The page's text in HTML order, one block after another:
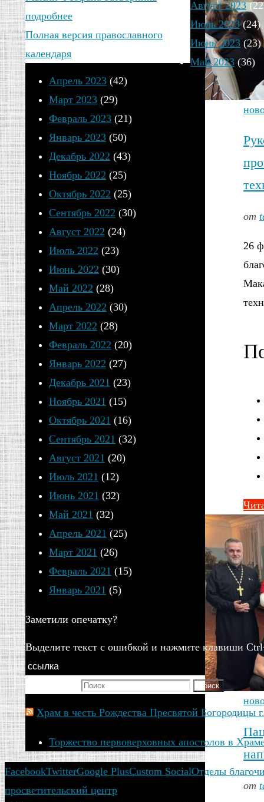
от
26
от
подробнее
Полная версия православного
календаря
Август 2023
Июль 2023(24)
Июнь 2023(23)
Май 2023 (36)
Апрель 2023 (42)
Март 2023 (29)
Февраль 2023 (21)
Январь 2023 (50)
Декабрь 2022 (43)
Ноябрь 2022 (25)
Октябрь 2022 (25)
Сентябрь 2022 (30)
Август 2022 (24)
Июль 2022 (23)
Июнь 2022 (30)
Май 2022 (28)
Апрель 2022 (30)
Март 2022 (28)
Февраль 2022 (20)
Январь 2022 (27)
Декабрь 2021 (23)
Ноябрь 2021 (15)
Октябрь 2021 (16)
Сентябрь 2021 (32)
Август 2021 (20)
Июль 2021 (12)
Июнь 2021 (32)
Май 2021 (32)
Апрель 2021 (25)
Март 2021 (26)
Февраль 2021 (15)
Январь 2021 (5)
Заметили опечатку?
Выделите текст с ошибкой и нажмите клавиши
ссылка
Поиск
Храм в честь Рождества Пресвятой Богородицы
Торжество первоверховных апостолов в
FacebookTwitterGoogle PlusCustom SocialОтделы
просветительский центр